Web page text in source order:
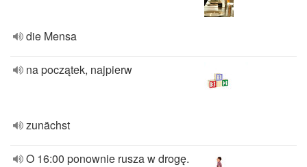
die Mensa
na początek, najpierw
zunächst
O 16:00 ponownie rusza w drogę.